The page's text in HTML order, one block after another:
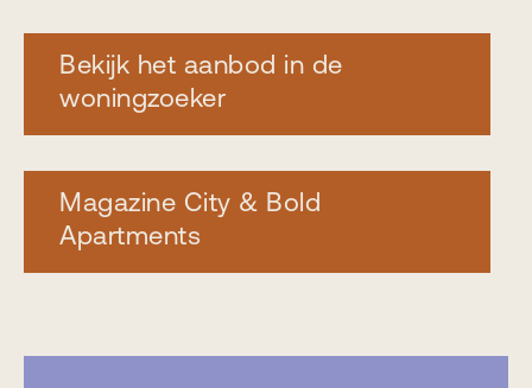
Bekijk het aanbod in de
woningzoeker
Magazine City & Bold
Apartments